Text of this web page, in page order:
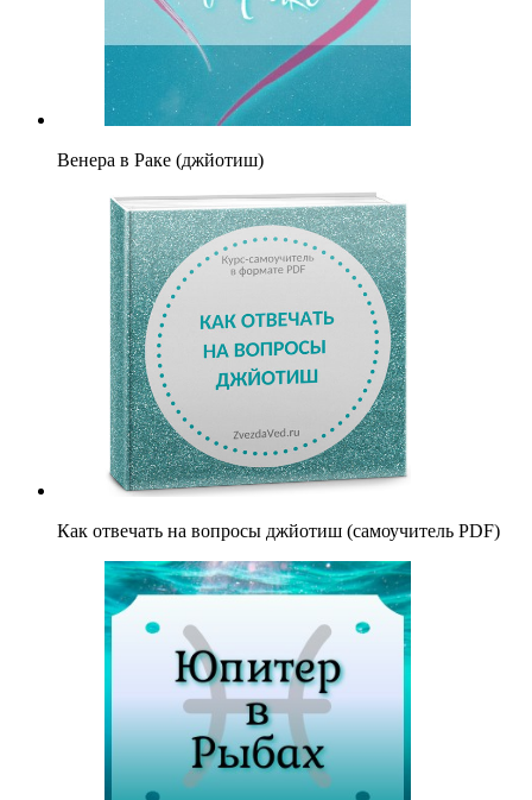
Венера в Раке (джйотиш)
Как отвечать на вопросы джйотиш (самоучитель PDF)